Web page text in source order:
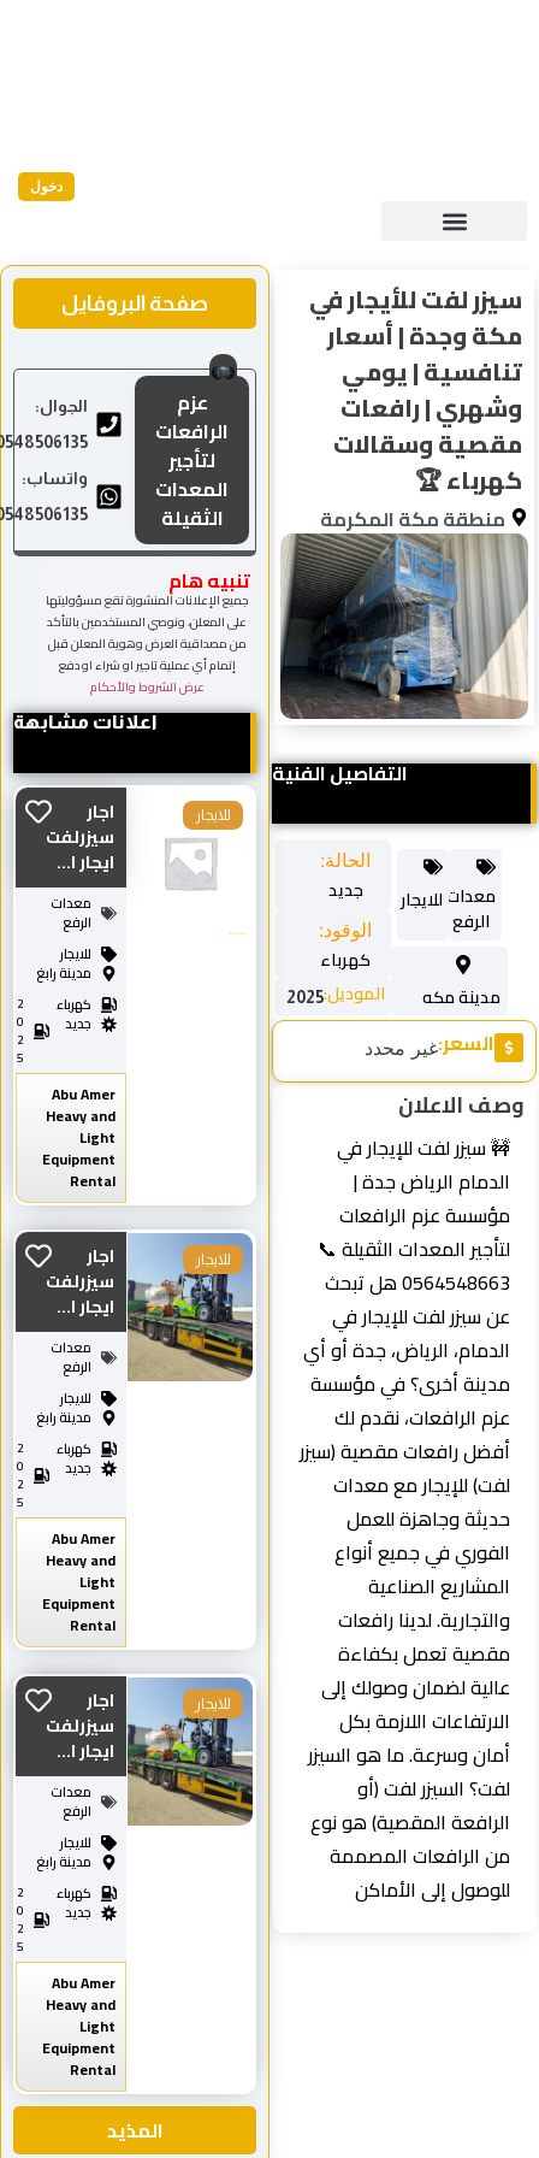
دخول
سيزر لفت للأيجار في
مكة وجدة | أسعار
تنافسية | يومي
وشهري | رافعات
مقصية وسقالات
كهرباء 🏆
منطقة مكة المكرمة
التفاصيل الفنية
الحالة:
جديد
الوقود:
كهرباء
الموديل:2025 مدينة مكه
معدات
الرفع
للايجار
السعر:غير محدد
وصف الاعلان
🚧 سيزر لفت للإيجار في
الدمام الرياض جدة |
مؤسسة عزم الرافعات
لتأجير المعدات الثقيلة 📞
0564548663 هل تبحث
عن سيزر لفت للإيجار في
الدمام، الرياض، جدة أو أي
مدينة أخرى؟ في مؤسسة
عزم الرافعات، نقدم لك
أفضل رافعات مقصية (سيزر
لفت) للإيجار مع معدات
حديثة وجاهزة للعمل
الفوري في جميع أنواع
المشاريع الصناعية
والتجارية. لدينا رافعات
مقصية تعمل بكفاءة
عالية لضمان وصولك إلى
الارتفاعات اللازمة بكل
أمان وسرعة. ما هو السيزر
لفت؟ السيزر لفت (أو
الرافعة المقصية) هو نوع
من الرافعات المصممة
للوصول إلى الأماكن
صفحة البروفايل
عزم
الرافعات
لتأجير
المعدات
الثقيلة
الجوال:
0548506135
واتساب:
0548506135
تنبيه هام
جميع الإعلانات المنشورة تقع مسؤوليتها
على المعلن، ونوصي المستخدمين بالتأكد
من مصداقية العرض وهوية المعلن قبل
إتمام أي عملية تاجير او شراء او دفع
عرض الشروط والأحكام
اعلانات مشابهة
المذيد
اجار
سيزرلفت
ايجار ا...
معدات
الرفع
للايجار
مدينة رابغ
كهرباء
جديد
2
0
2
5
Abu Amer
Heavy and
Light
Equipment
Rental
للايجار
اجار
سيزرلفت
ايجار ا...
معدات
الرفع
للايجار
مدينة رابغ
كهرباء
جديد
2
0
2
5
Abu Amer
Heavy and
Light
Equipment
Rental
للايجار
اجار
سيزرلفت
ايجار ا...
معدات
الرفع
للايجار
مدينة رابغ
كهرباء
جديد
2
0
2
5
Abu Amer
Heavy and
Light
Equipment
Rental
للايجار